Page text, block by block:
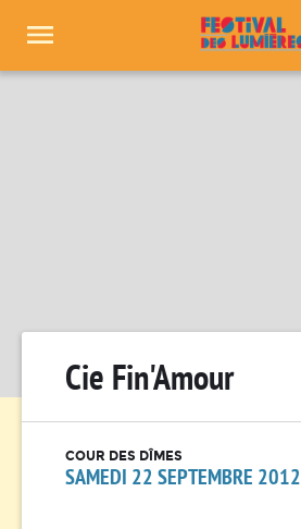
Cie Fin'Amour
COUR DES DÎMES
SAMEDI 22 SEPTEMBRE 2012